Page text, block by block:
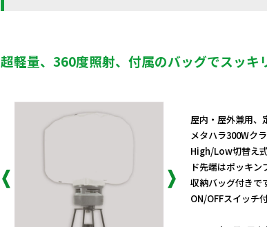
超軽量、360度照射、付属のバッグでスッキ
屋内・屋外兼用、
メタハラ300Wク
High/Low切替え
ド先端はポッキン
収納バッグ付きで
ON/OFFスイッチ付